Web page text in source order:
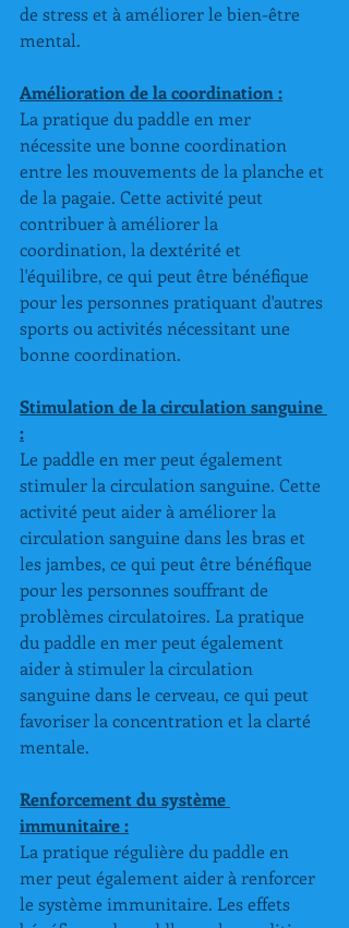
de stress et à améliorer le bien-être
mental.
Amélioration de la coordination :
La pratique du paddle en mer
nécessite une bonne coordination
entre les mouvements de la planche et
de la pagaie. Cette activité peut
contribuer à améliorer la
coordination, la dextérité et
l'équilibre, ce qui peut être bénéfique
pour les personnes pratiquant d'autres
sports ou activités nécessitant une
bonne coordination.
Stimulation de la circulation sanguine
:
Le paddle en mer peut également
stimuler la circulation sanguine. Cette
activité peut aider à améliorer la
circulation sanguine dans les bras et
les jambes, ce qui peut être bénéfique
pour les personnes souffrant de
problèmes circulatoires. La pratique
du paddle en mer peut également
aider à stimuler la circulation
sanguine dans le cerveau, ce qui peut
favoriser la concentration et la clarté
mentale.
Renforcement du système
immunitaire :
La pratique régulière du paddle en
mer peut également aider à renforcer
le système immunitaire. Les effets